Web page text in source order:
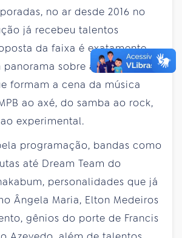
no ar desde 2016 no
já recebeu talentos
da faixa é exatamente
sobre a diversidade
formam a cena da música
ao axé, do samba ao rock,
experimental.
programação, bandas como
até Dream Team do
personalidades que já
Ângela Maria, Elton Medeiros
gênios do porte de Francis